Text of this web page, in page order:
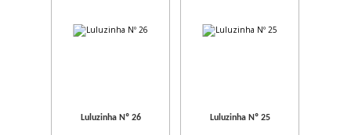
Luluzinha Nº 26 Luluzinha Nº 25